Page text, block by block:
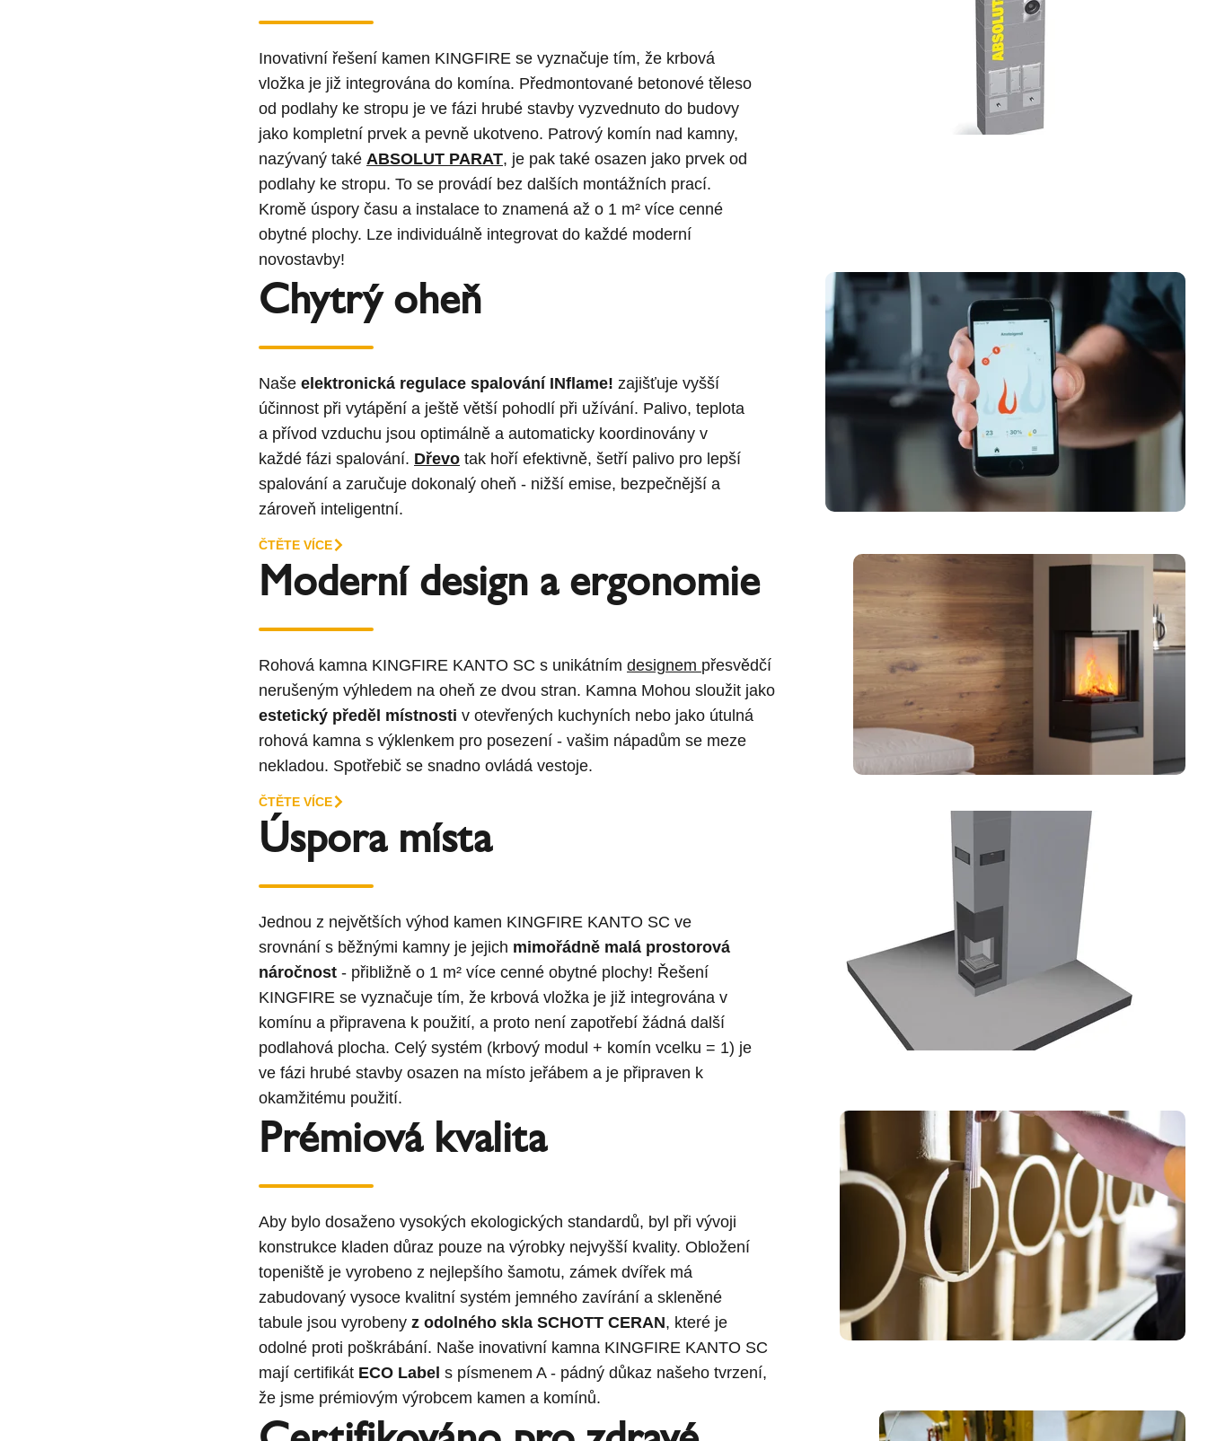
Inovativní řešení kamen KINGFIRE se vyznačuje tím, že krbová
vložka je již integrována do komína. Předmontované betonové těleso
od podlahy ke stropu je ve fázi hrubé stavby vyzvednuto do budovy
jako kompletní prvek a pevně ukotveno. Patrový komín nad kamny,
nazývaný také ABSOLUT PARAT, je pak také osazen jako prvek od
podlahy ke stropu. To se provádí bez dalších montážních prací.
Kromě úspory času a instalace to znamená až o 1 m² více cenné
obytné plochy. Lze individuálně integrovat do každé moderní
novostavby!
Chytrý oheň
Naše elektronická regulace spalování INflame! zajišťuje vyšší
účinnost při vytápění a ještě větší pohodlí při užívání. Palivo, teplota
a přívod vzduchu jsou optimálně a automaticky koordinovány v
každé fázi spalování. Dřevo tak hoří efektivně, šetří palivo pro lepší
spalování a zaručuje dokonalý oheň - nižší emise, bezpečnější a
zároveň inteligentní.
ČTĚTE VÍCE
Moderní design a ergonomie
Rohová kamna KINGFIRE KANTO SC s unikátním designem přesvědčí
nerušeným výhledem na oheň ze dvou stran. Kamna Mohou sloužit jako
estetický předěl místnosti v otevřených kuchyních nebo jako útulná
rohová kamna s výklenkem pro posezení - vašim nápadům se meze
nekladou. Spotřebič se snadno ovládá vestoje.
ČTĚTE VÍCE
Úspora místa
Jednou z největších výhod kamen KINGFIRE KANTO SC ve
srovnání s běžnými kamny je jejich mimořádně malá prostorová
náročnost - přibližně o 1 m² více cenné obytné plochy! Řešení
KINGFIRE se vyznačuje tím, že krbová vložka je již integrována v
komínu a připravena k použití, a proto není zapotřebí žádná další
podlahová plocha. Celý systém (krbový modul + komín vcelku = 1) je
ve fázi hrubé stavby osazen na místo jeřábem a je připraven k
okamžitému použití.
Prémiová kvalita
Aby bylo dosaženo vysokých ekologických standardů, byl při vývoji
konstrukce kladen důraz pouze na výrobky nejvyšší kvality. Obložení
topeniště je vyrobeno z nejlepšího šamotu, zámek dvířek má
zabudovaný vysoce kvalitní systém jemného zavírání a skleněné
tabule jsou vyrobeny z odolného skla SCHOTT CERAN, které je
odolné proti poškrábání. Naše inovativní kamna KINGFIRE KANTO SC
mají certifikát ECO Label s písmenem A - pádný důkaz našeho tvrzení,
že jsme prémiovým výrobcem kamen a komínů.